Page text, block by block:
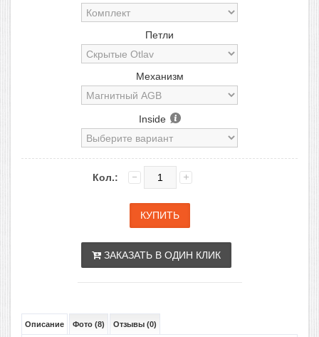
Петли
Механизм
Inside
Кол.:
ЗАКАЗАТЬ В ОДИН КЛИК
Описание Фото (8) Отзывы (0)